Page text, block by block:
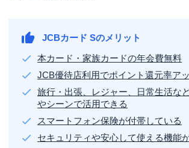
JCBカード Sのメリット
本カード・家族カードの年会費無料
JCB優待店利用でポイント還元率ア
旅行・出張、レジャー、日常生活な
やシーンで活用できる
スマートフォン保険が付帯している
セキュリティや安心して使える機能